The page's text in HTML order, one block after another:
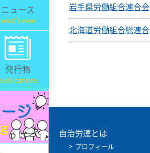
ニュース
what's new
発行物
岩手県労働組合連合会
北海道労働組合総連合
自治労連とは
プロフィール